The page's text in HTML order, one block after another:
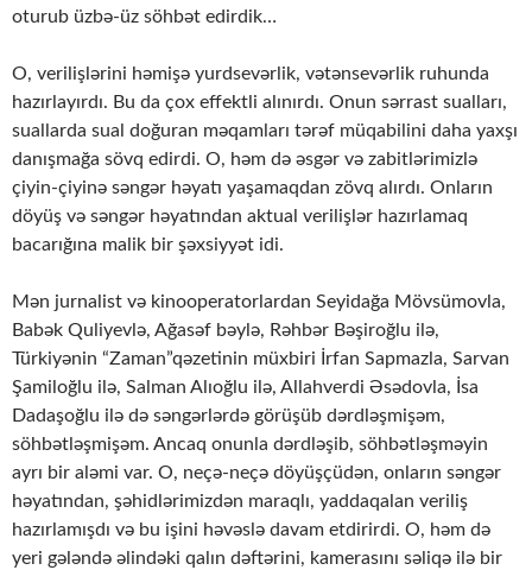
oturub üzbə-üz söhbət edirdik…
O, verilişlərini həmişə yurdsevərlik, vətənsevərlik ruhunda
hazırlayırdı. Bu da çox effektli alınırdı. Onun sərrast sualları,
suallarda sual doğuran məqamları tərəf müqabilini daha yaxşı
danışmağa sövq edirdi. O, həm də əsgər və zabitlərimizlə
çiyin-çiyinə səngər həyatı yaşamaqdan zövq alırdı. Onların
döyüş və səngər həyatından aktual verilişlər hazırlamaq
bacarığına malik bir şəxsiyyət idi.
Mən jurnalist və kinooperatorlardan Seyidağa Mövsümovla,
Babək Quliyevlə, Ağasəf bəylə, Rəhbər Bəşiroğlu ilə,
Türkiyənin “Zaman”qəzetinin müxbiri İrfan Sapmazla, Sarvan
Şamiloğlu ilə, Salman Alıoğlu ilə, Allahverdi Əsədovla, İsa
Dadaşoğlu ilə də səngərlərdə görüşüb dərdləşmişəm,
söhbətləşmişəm. Ancaq onunla dərdləşib, söhbətləşməyin
ayrı bir aləmi var. O, neçə-neçə döyüşçüdən, onların səngər
həyatından, şəhidlərimizdən maraqlı, yaddaqalan veriliş
hazırlamışdı və bu işini həvəslə davam etdirirdi. O, həm də
yeri gələndə əlindəki qalın dəftərini, kamerasını səliqə ilə bir